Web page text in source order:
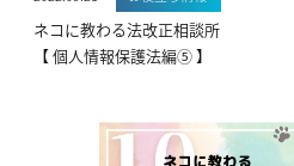
ネコに教わる法改正相談所
【 個人情報保護法編⑤ 】